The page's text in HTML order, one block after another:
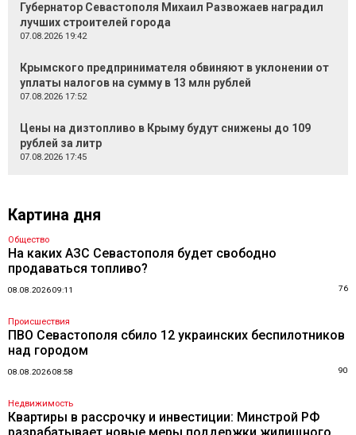
Губернатор Севастополя Михаил Развожаев наградил
лучших строителей города
07.08.2026 19:42
Крымского предпринимателя обвиняют в уклонении от
уплаты налогов на сумму в 13 млн рублей
07.08.2026 17:52
Цены на дизтопливо в Крыму будут снижены до 109
рублей за литр
07.08.2026 17:45
Картина дня
Общество
На каких АЗС Севастополя будет свободно
продаваться топливо?
08.08.2026 09:11 76
Происшествия
ПВО Севастополя сбило 12 украинских беспилотников
над городом
08.08.2026 08:58 90
Недвижимость
Квартиры в рассрочку и инвестиции: Минстрой РФ